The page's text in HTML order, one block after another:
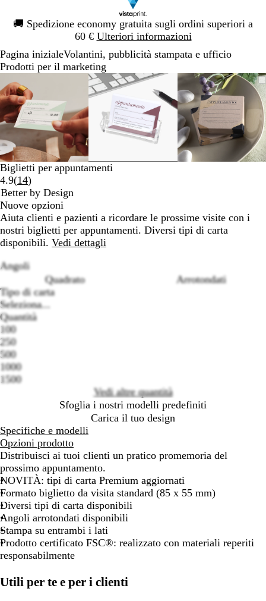
🚚 Spedizione economy gratuita sugli ordini superiori a
60 € Ulteriori informazioni
Diapositiva
1
Pagina inizialeVolantini, pubblicità stampata e ufficio
Prodotti per il marketing
L’immagine
essere
ingrandita
minimo
allargare
comandi
+
e
+
per
ingrandire
ridurre
e
le
frecce
per
L’immagine
essere
ingrandita
Ingrandito
minimo
Clicca
allargare
Usa
comandi
+
e
+
le
frecce
può
essere
ingrandita
Ingrandito
a
minimo
Clicca
per
allargare
Usa
i
comandi
+
e
+
le
frecce
1
di
3
Biglietti per appuntamenti
4.9(14Leggi
14
recensioni
)
Better by Design
Nuove opzioni
Aiuta clienti e pazienti a ricordare le prossime visite con i
nostri biglietti per appuntamenti. Diversi tipi di carta
disponibili. Vedi dettagli
Angoli
Quadrato
Arrotondati
Tipo di carta
Seleziona...
Quantità
100
250
500
1000
1500
Vedi altre quantità
Sfoglia i nostri modelli predefiniti
Carica il tuo design
Specifiche e modelli
Opzioni prodotto
Distribuisci ai tuoi clienti un pratico promemoria del
prossimo appuntamento.
NOVITÀ: tipi di carta Premium aggiornati
Formato biglietto da visita standard (85 x 55 mm)
Diversi tipi di carta disponibili
Angoli arrotondati disponibili
Stampa su entrambi i lati
Prodotto certificato FSC®: realizzato con materiali reperiti
responsabilmente
Utili per te e per i clienti